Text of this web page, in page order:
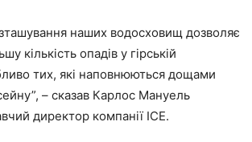
наших водосховищ дозволяє
кількість опадів у гірській
тих, які наповнюються дощами
– сказав Карлос Мануель
директор компанії ICE.